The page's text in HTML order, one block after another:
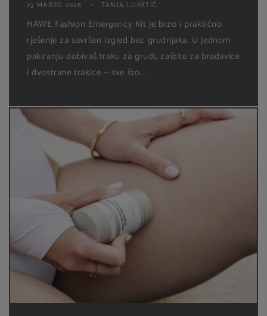
23 MARZO 2026 TANJA LUKETIĆ
HAWE Fashion Emergency Kit je brzo i praktično
rješenje za savršen izgled bez grudnjaka. U jednom
pakiranju dobivaš traku za grudi, zaštite za bradavice
i dvostrane trakice — sve što...